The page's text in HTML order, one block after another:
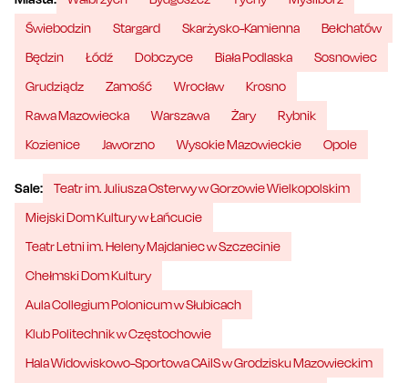
Świebodzin
Stargard Skarżysko-Kamienna
Bełchatów
Będzin
Łódź Dobczyce Biała Podlaska
Sosnowiec
Grudziądz
Zamość Wrocław
Krosno
Rawa Mazowiecka
Warszawa Żary
Rybnik
Kozienice
Jaworzno Wysokie Mazowieckie Opole
Sale:
Teatr im. Juliusza Osterwy w Gorzowie Wielkopolskim
Miejski Dom Kultury w Łańcucie
Teatr Letni im. Heleny Majdaniec w Szczecinie
Chełmski Dom Kultury
Aula Collegium Polonicum w Słubicach
Klub Politechnik w Częstochowie
Hala Widowiskowo-Sportowa CAiIS w Grodzisku Mazowieckim